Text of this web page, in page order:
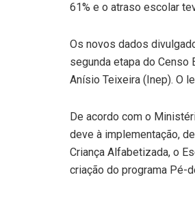
61% e o atraso escolar
Os novos dados
segunda etapa do
Anísio Teixeira (Inep). O
De acordo com o
deve à implementação,
Criança Alfabetizada, o
criação do programa Pé-